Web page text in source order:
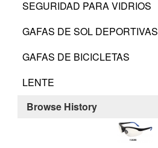
SEGURIDAD PARA VIDRIOS
GAFAS DE SOL DEPORTIVAS
GAFAS DE BICICLETAS
LENTE
Browse History